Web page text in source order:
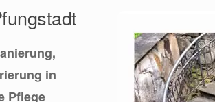
in
Pflege